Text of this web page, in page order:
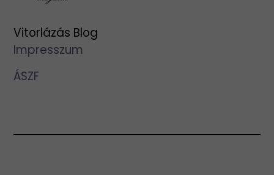
Vitorlázás Blog
Impresszum
ÁSZF